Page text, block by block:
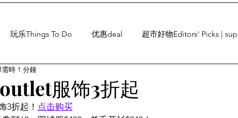
玩乐Things To Do 优惠deal 超市好物Editors' Picks |
潮流others
服饰3折起
需時 1 分鐘
3折起！ 点击购买